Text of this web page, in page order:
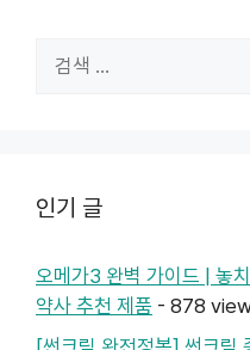
인기 글
오메가3 완벽 가이드 | 놓
약사 추천 제품 - 878